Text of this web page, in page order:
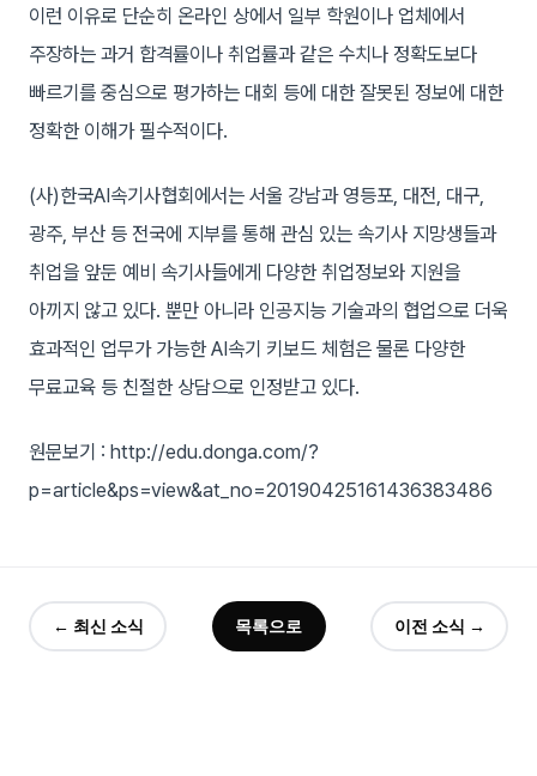
이런 이유로 단순히 온라인 상에서 일부 학원이나 업체에서
주장하는 과거 합격률이나 취업률과 같은 수치나 정확도보다
빠르기를 중심으로 평가하는 대회 등에 대한 잘못된 정보에 대한
정확한 이해가 필수적이다.
(사)한국AI속기사협회에서는 서울 강남과 영등포, 대전, 대구,
광주, 부산 등 전국에 지부를 통해 관심 있는 속기사 지망생들과
취업을 앞둔 예비 속기사들에게 다양한 취업정보와 지원을
아끼지 않고 있다. 뿐만 아니라 인공지능 기술과의 협업으로 더욱
효과적인 업무가 가능한 AI속기 키보드 체험은 물론 다양한
무료교육 등 친절한 상담으로 인정받고 있다.
원문보기 : http://edu.donga.com/?
p=article&ps=view&at_no=20190425161436383486
← 최신 소식 목록으로 이전 소식 →